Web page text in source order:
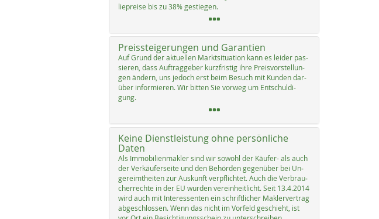
lie­p­rei­se bis zu 38% ge­s­tie­gen.
Preissteigerungen und Garantien
Auf Grund der ak­tu­el­len Markt­si­tua­ti­on kann es lei­der pas­
sie­ren, dass Auf­trag­ge­ber kurz­fris­tig ih­re Preis­vor­stel­lun­
gen än­dern, uns je­doch erst beim Be­such mit Kun­den dar­
über in­for­mie­ren. Wir bit­ten Sie vor­weg um Ent­schul­di­
gung.
Keine Dienstleistung ohne persönliche
Daten
Als Im­mo­bi­li­en­mak­ler sind wir so­wohl der Käu­fer- als auch
der Ver­käu­fer­sei­te und den Be­hör­den ge­gen­über bei Un­
ge­reimt­hei­ten zur Aus­kunft verpf­lich­tet. Auch die Ver­brau­
cher­rech­te in der EU wur­den ve­r­ein­heit­licht. Seit 13.4.2014
wird auch mit In­ter­es­sen­ten ein schrift­li­cher Mak­ler­ver­trag
ab­ge­sch­los­sen. Wenn das nicht im Vor­feld ge­schieht, ist